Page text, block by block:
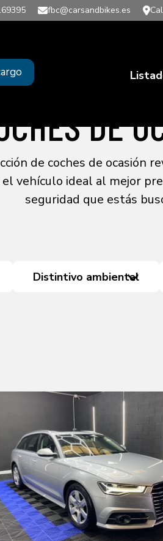
fbc@carsandbikes.es
DE
de coches de ocasión
vehículo ideal al mejor
seguridad que estás
Distintivo ambiental